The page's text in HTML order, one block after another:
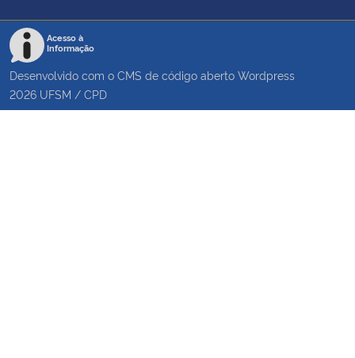
Acesso à
Informação
Desenvolvido com o CMS de código aberto Wordpress
2026 UFSM / CPD